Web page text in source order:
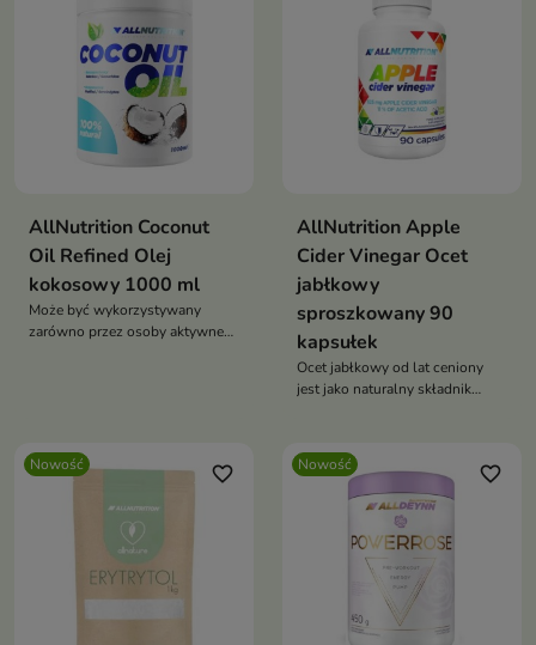
AllNutrition Coconut
Oil Refined Olej
kokosowy 1000 ml
Może być wykorzystywany
zarówno przez osoby aktywne
AllNutrition Apple
Cider Vinegar Ocet
jabłkowy
sproszkowany 90
kapsułek
Ocet jabłkowy od lat ceniony
jest jako naturalny składnik
Nowość
favorite_border Nowość favorite_border